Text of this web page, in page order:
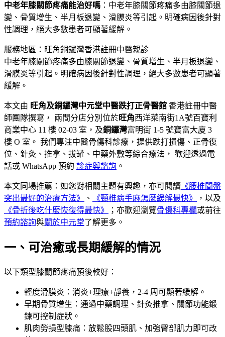
中老年膝關節疼痛能治好嗎 ： 中老年膝關節疼痛多由膝關節退
變、骨質增生、半月板退變、滑膜炎等引起。明確病因後針對
性調理，絕大多數患者可顯著緩解。
服務地區：旺角銅鑼灣香港註冊中醫親診
中老年膝關節疼痛多由膝關節退變、骨質增生、半月板退變、
滑膜炎等引起。明確病因後針對性調理，絕大多數患者可顯著
緩解。
本文由 旺角及銅鑼灣中元堂中醫跌打正骨醫館 香港註冊中醫
師團隊撰寫， 兩間分店分別位於旺角西洋菜南街1A號百寶利
商業中心 11 樓 02-03 室，及銅鑼灣富明街 1-5 號寶富大廈 3
樓 O 室。 我們專注中醫骨傷科診療，提供跌打損傷、正骨復
位、針灸、推拿、拔罐、中藥外敷等綜合療法， 歡迎透過電
話或 WhatsApp 預約 診症與諮詢 。
本文同場推薦： 如您對相關主題有興趣，亦可閱讀 《腰椎間盤
突出最好的治療方法》 、 《頸椎病手麻怎麼緩解最快》
，以及
《骨折後吃什麼恢復得最快》 ；亦歡迎瀏覽骨傷科專欄或前往
預約諮詢與關於中元堂了解更多。
一、可治癒或長期緩解的情況
以下類型膝關節疼痛預後較好：
輕度滑膜炎：消炎+理療+靜養，2-4 周可顯著緩解。
早期骨質增生：通過中藥調理、針灸推拿、關節功能鍛
鍊可控制症狀。
肌肉勞損型膝痛：放鬆股四頭肌、加強臀部肌力即可改